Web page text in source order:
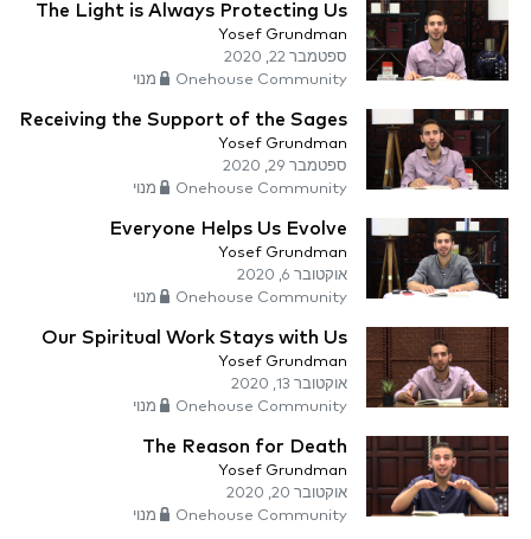
The Light is Always Protecting Us
Yosef Grundman
ספטמבר 22, 2020
Onehouse Community מנוי
Receiving the Support of the Sages
Yosef Grundman
ספטמבר 29, 2020
Onehouse Community מנוי
Everyone Helps Us Evolve
Yosef Grundman
אוקטובר 6, 2020
Onehouse Community מנוי
Our Spiritual Work Stays with Us
Yosef Grundman
אוקטובר 13, 2020
Onehouse Community מנוי
The Reason for Death
Yosef Grundman
אוקטובר 20, 2020
Onehouse Community מנוי